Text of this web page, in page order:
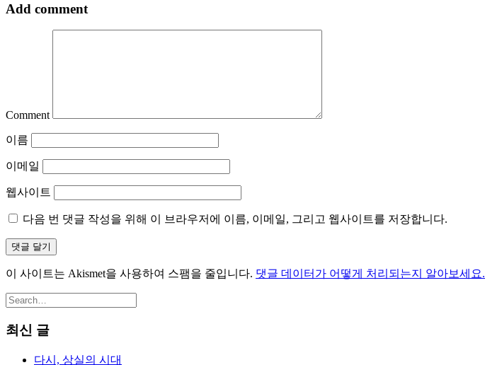
Add comment
Comment
이름
이메일
웹사이트
다음 번 댓글 작성을 위해 이 브라우저에 이름, 이메일, 그리고 웹사이트를 저장합니다.
이 사이트는 Akismet을 사용하여 스팸을 줄입니다. 댓글 데이터가 어떻게 처리되는지 알아보세요.
최신 글
다시, 상실의 시대